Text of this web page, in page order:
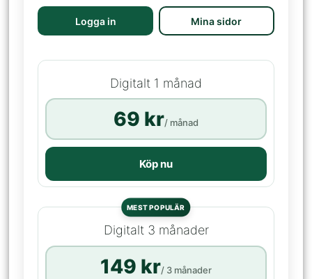
Logga in Mina sidor
Digitalt 1 månad
69 kr/ månad
Köp nu
MEST POPULÄR
Digitalt 3 månader
149 kr/ 3 månader